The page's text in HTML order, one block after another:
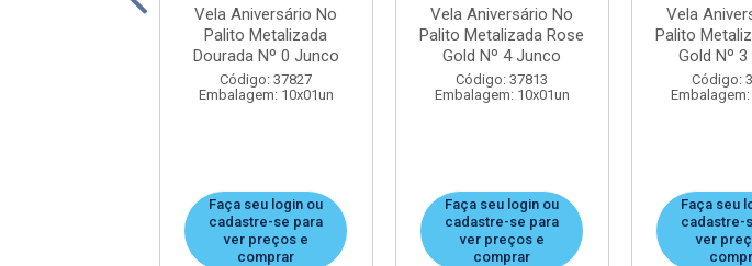
Vela Aniversário No
Palito Metalizada
Dourada Nº 0 Junco
Código: 37827
Embalagem: 10x01un
Faça seu login ou
cadastre-se para
ver preços e
comprar
Vela Aniversário No
Palito Metalizada Rose
Gold Nº 4 Junco
Código: 37813
Embalagem: 10x01un
Faça seu login ou
cadastre-se para
ver preços e
comprar
Vela
Palito
Gold Nº
Código:
Embalagem:
Faça seu
cadastre-
ver